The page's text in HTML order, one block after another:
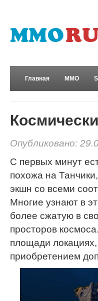
Главная MMO
Опубликовано:
С первых минут
похожа на
экшн со всеми
Многие узнают в
более сжатую в
просторов
площади
приобретением